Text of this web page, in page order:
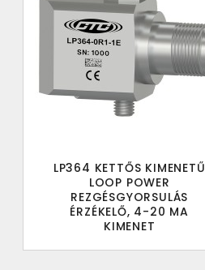
LP364 KETTŐS KIMENETŰ
LOOP POWER
REZGÉSGYORSULÁS
ÉRZÉKELŐ, 4-20 MA
KIMENET